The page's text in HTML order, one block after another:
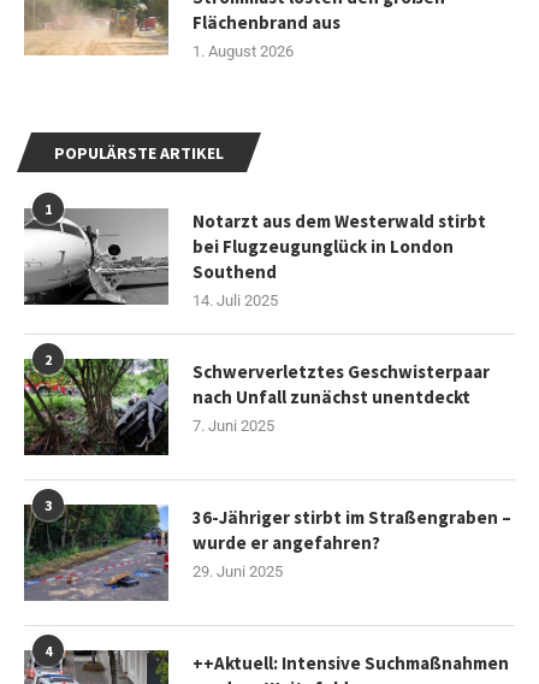
Flächenbrand aus
1. August 2026
POPULÄRSTE ARTIKEL
1
Notarzt aus dem Westerwald stirbt
bei Flugzeugunglück in London
Southend
14. Juli 2025
2
Schwerverletztes Geschwisterpaar
nach Unfall zunächst unentdeckt
7. Juni 2025
3
36-Jähriger stirbt im Straßengraben –
wurde er angefahren?
29. Juni 2025
4
++Aktuell: Intensive Suchmaßnahmen